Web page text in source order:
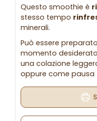
Questo smoothie è
stesso tempo
minerali.
Può essere
momento
una colazione
oppure come pausa